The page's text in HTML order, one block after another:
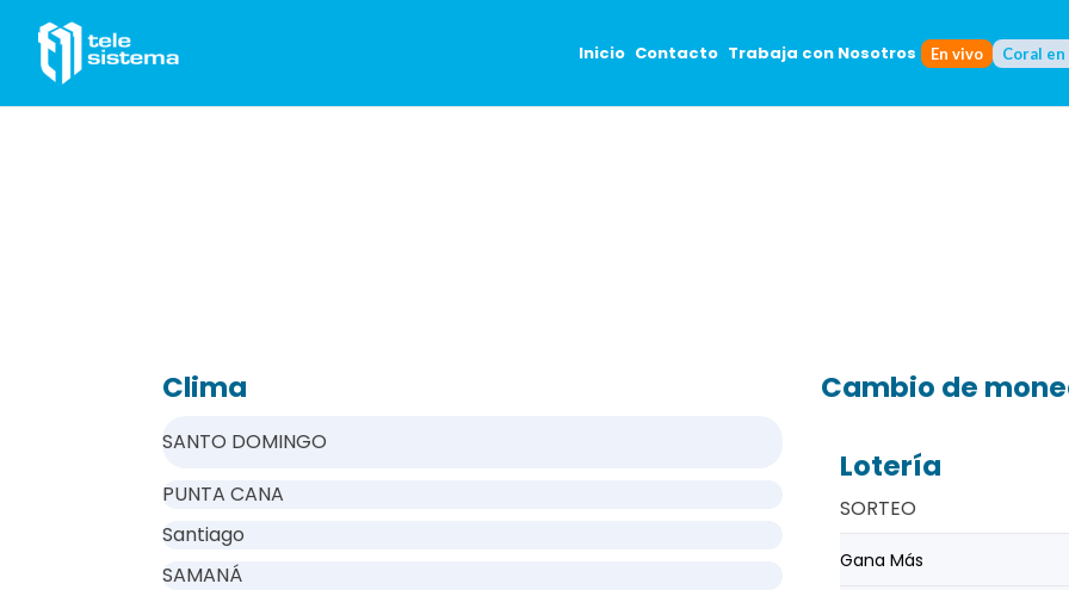
Inicio Contacto Trabaja con Nosotros En vivo Coral
Clima
SANTO DOMINGO
PUNTA CANA
Santiago
SAMANÁ
Cambio de
Lotería
SORTEO
Gana Más